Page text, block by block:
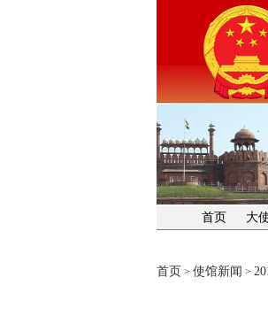
首页 大
首页 > 使馆新闻 >